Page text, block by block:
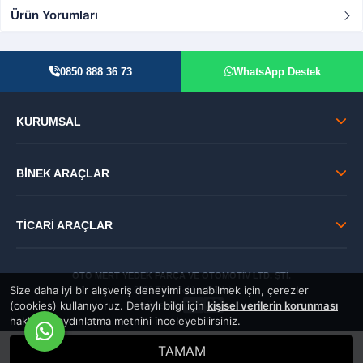
Size daha iyi bir alışveriş deneyimi sunabilmek için, çerezler
(cookies) kullanıyoruz. Detaylı bilgi için kişisel verilerin korunması
hakkında aydınlatma metnini inceleyebilirsiniz.
TAMAM
Ürün Yorumları
0850 888 36 73 WhatsApp Destek
KURUMSAL
BİNEK ARAÇLAR
TİCARİ ARAÇLAR
OTO MERT YEDEK PARÇA VE OTOMOTİV LTD. ŞTİ.
© 2026 Tüm Hakları Saklıdır.
GÜVENLİ: